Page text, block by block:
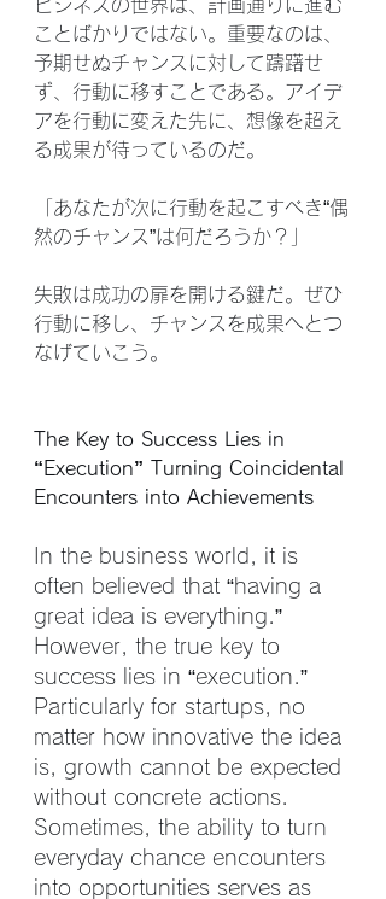
ビジネスの世界は、計画通りに進む
ことばかりではない。重要なのは、
予期せぬチャンスに対して躊躇せ
ず、行動に移すことである。アイデ
アを行動に変えた先に、想像を超え
る成果が待っているのだ。
「あなたが次に行動を起こすべき“偶
然のチャンス”は何だろうか？」
失敗は成功の扉を開ける鍵だ。ぜひ
行動に移し、チャンスを成果へとつ
なげていこう。
The Key to Success Lies in
“Execution” Turning Coincidental
Encounters into Achievements
In the business world, it is
often believed that “having a
great idea is everything.”
However, the true key to
success lies in “execution.”
Particularly for startups, no
matter how innovative the idea
is, growth cannot be expected
without concrete actions.
Sometimes, the ability to turn
everyday chance encounters
into opportunities serves as